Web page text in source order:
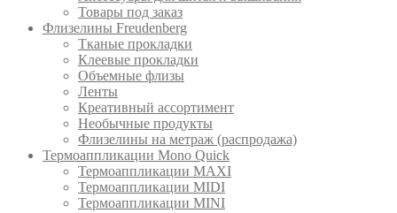
Товары под заказ
Флизелины Freudenberg
Тканые прокладки
Клеевые прокладки
Объемные флизы
Ленты
Креативный ассортимент
Необычные продукты
Флизелины на метраж (распродажа)
Термоаппликации Mono Quick
Термоаппликации MAXI
Термоаппликации MIDI
Термоаппликации MINI